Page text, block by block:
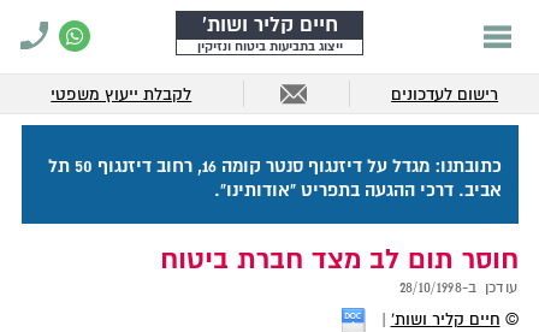
חיים קליר ושות'
ייצוג בתביעות ביטוח ונזיקין
רישום לעדכונים לקבלת ייעוץ משפטי
כתובתנו: מגדל על דיזנגוף סנטר קומה 16, רחוב דיזנגוף 50 תל
אביב. דרכי ההגעה בתפריט "אודותינו".
חוסר תום לב מצד חברת ביטוח
עודכן ב-28/10/1998
© חיים קליר ושות'